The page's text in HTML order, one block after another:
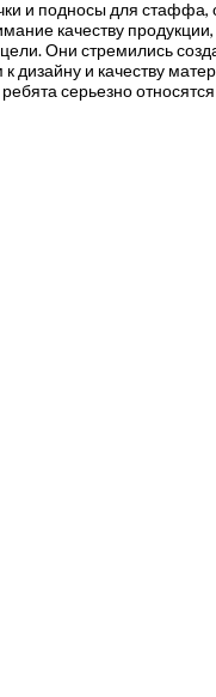
и подносы для
качеству продукции,
Они стремились
и качеству
серьезно